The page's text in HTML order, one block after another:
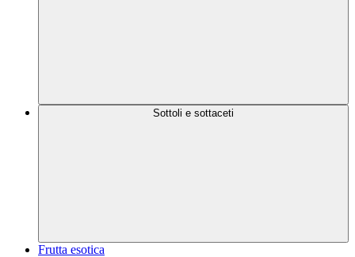
Sottoli e sottaceti
Frutta esotica